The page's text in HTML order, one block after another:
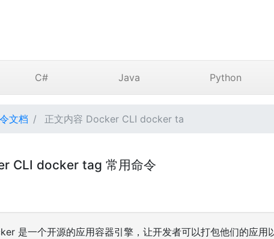
C# Java Python
文档 正文内容 Docker CLI docker ta
CLI docker tag 常用命令
是一个开源的应用容器引擎，让开发者可以打包他们的应用